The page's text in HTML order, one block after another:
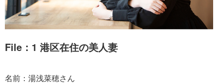
File：1 港区在住の美人妻
名前：湯浅菜穂さん